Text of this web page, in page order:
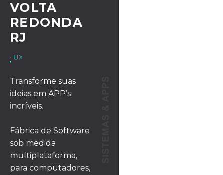
VOLTA
REDONDA
RJ
· UX/UI DESIGN
Transforme suas
ideias em APP’s
incríveis.
Fábrica de Software
sob medida
multiplataforma,
para computadores,